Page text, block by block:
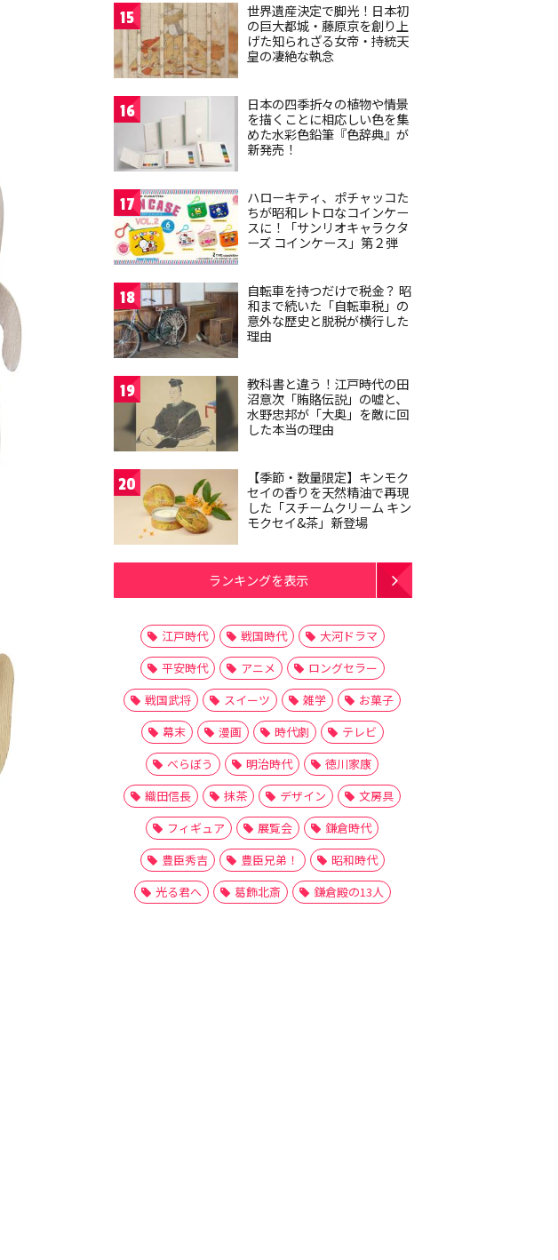
15
世界遺産決定で脚光！日本初
の巨大都城・藤原京を創り上
げた知られざる女帝・持統天
皇の凄絶な執念
16
日本の四季折々の植物や情景
を描くことに相応しい色を集
めた水彩色鉛筆『色辞典』が
新発売！
17
ハローキティ、ポチャッコた
ちが昭和レトロなコインケー
スに！「サンリオキャラクタ
ーズ コインケース」第２弾
18
自転車を持つだけで税金？ 昭
和まで続いた「自転車税」の
意外な歴史と脱税が横行した
理由
19
教科書と違う！江戸時代の田
沼意次「賄賂伝説」の嘘と、
水野忠邦が「大奥」を敵に回
した本当の理由
20
【季節・数量限定】キンモク
セイの香りを天然精油で再現
した「スチームクリーム キン
モクセイ&茶」新登場
ランキングを表示
江戸時代 戦国時代
大河ドラマ
平安時代
アニメ
ロングセラー
戦国武将
スイーツ 雑学
お菓子
幕末
漫画 時代劇
テレビ
べらぼう
明治時代
徳川家康
織田信長
抹茶 デザイン
文房具
フィギュア
展覧会
鎌倉時代
豊臣秀吉
豊臣兄弟！
昭和時代
光る君へ
葛飾北斎 鎌倉殿の13人